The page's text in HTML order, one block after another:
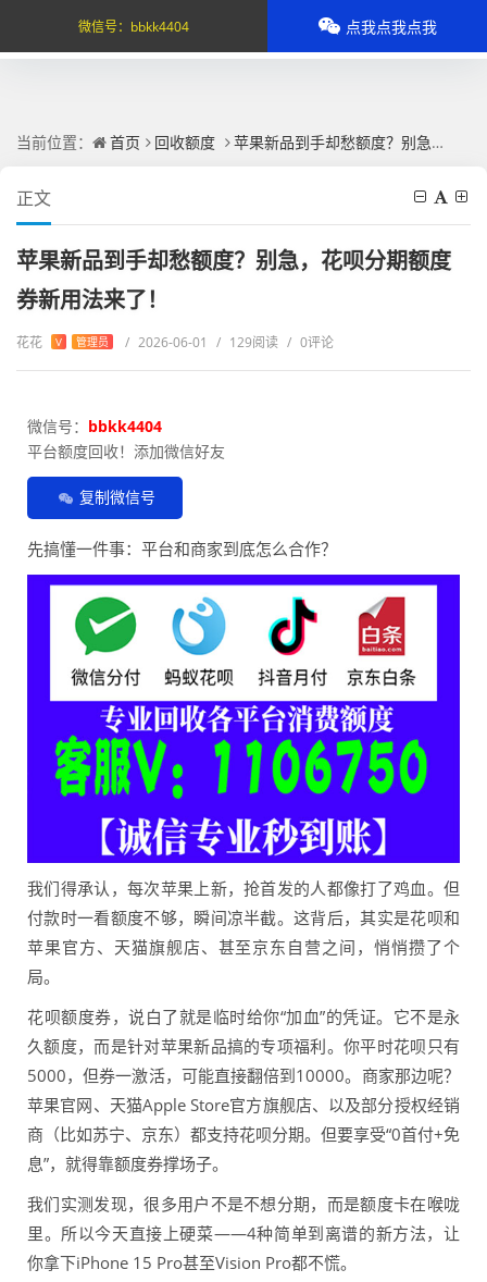
当前位置： 首页 回收额度 苹果新品到手却愁额度？别急，花呗分期额度券新用法来了！
正文
苹果新品到手却愁额度？别急，花呗分期额度
券新用法来了！
花花 V 管理员 / 2026-06-01 / 129阅读 / 0评论
微信号： bbkk4404
平台额度回收！添加微信好友
复制微信号
先搞懂一件事：平台和商家到底怎么合作？
我们得承认，每次苹果上新，抢首发的人都像打了鸡血。但
付款时一看额度不够，瞬间凉半截。这背后，其实是花呗和
苹果官方、天猫旗舰店、甚至京东自营之间，悄悄攒了个
局。
花呗额度券，说白了就是临时给你“加血”的凭证。它不是永
久额度，而是针对苹果新品搞的专项福利。你平时花呗只有
5000，但券一激活，可能直接翻倍到10000。商家那边呢？
苹果官网、天猫Apple Store官方旗舰店、以及部分授权经销
商（比如苏宁、京东）都支持花呗分期。但要享受“0首付+免
息”，就得靠额度券撑场子。
我们实测发现，很多用户不是不想分期，而是额度卡在喉咙
里。所以今天直接上硬菜——4种简单到离谱的新方法，让
你拿下iPhone 15 Pro甚至Vision Pro都不慌。
微信号： bbkk4404 点我点我点我